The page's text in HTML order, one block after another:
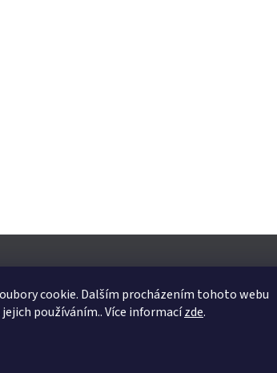
cookie. Dalším procházením tohoto webu
používáním.. Více informacízde.